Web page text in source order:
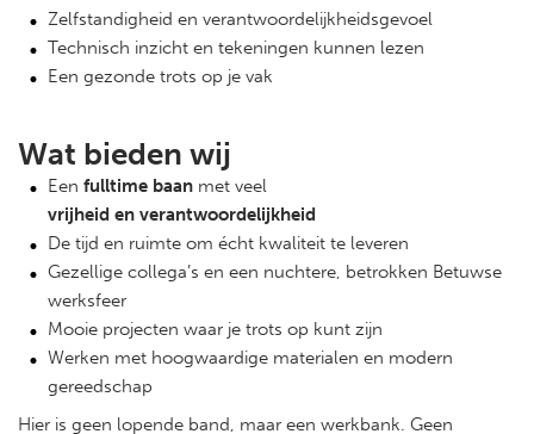
Zelfstandigheid en verantwoordelijkheidsgevoel
Technisch inzicht en tekeningen kunnen lezen
Een gezonde trots op je vak
Wat bieden wij
Een fulltime baan met veel
vrijheid en verantwoordelijkheid
De tijd en ruimte om écht kwaliteit te leveren
Gezellige collega’s en een nuchtere, betrokken Betuwse
werksfeer
Mooie projecten waar je trots op kunt zijn
Werken met hoogwaardige materialen en modern
gereedschap
Hier is geen lopende band, maar een werkbank. Geen